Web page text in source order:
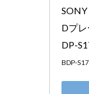
Dプ
DP-
BDP-